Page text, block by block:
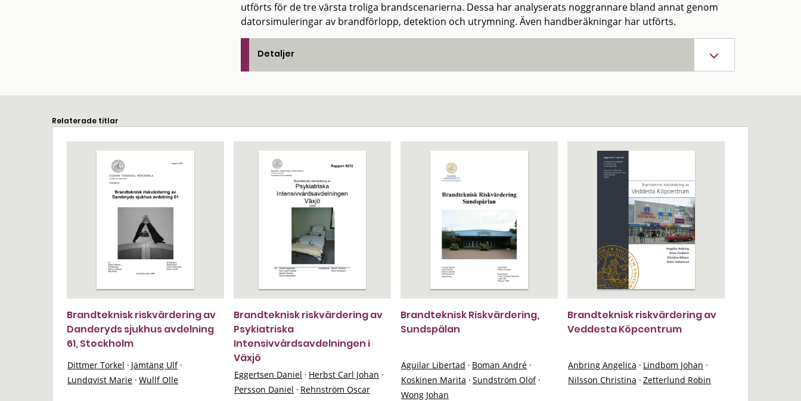
utförts för de tre värsta troliga brandscenarierna. Dessa har analyserats noggrannare bland annat genom
datorsimuleringar av brandförlopp, detektion och utrymning. Även handberäkningar har utförts.
Detaljer
Relaterade titlar
Brandteknisk riskvärdering av
Danderyds sjukhus avdelning
61, Stockholm
Dittmer Torkel · Jämtäng Ulf ·
Lundqvist Marie · Wullf Olle
Brandteknisk riskvärdering av
Psykiatriska
Intensivvårdsavdelningen i
Växjö
Eggertsen Daniel · Herbst Carl Johan ·
Persson Daniel · Rehnström Oscar
Brandteknisk Riskvärdering,
Sundspälan
Aguilar Libertad · Boman André ·
Koskinen Marita · Sundström Olof ·
Wong Johan
Brandteknisk riskvärdering av
Veddesta Köpcentrum
Anbring Angelica · Lindbom Johan ·
Nilsson Christina · Zetterlund Robin